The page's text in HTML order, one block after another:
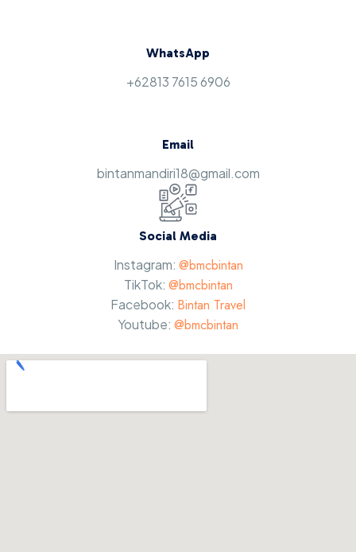
WhatsApp
+62813 7615 6906
Email
bintanmandiri18@gmail.com
Social Media
Instagram: @bmcbintan
TikTok: @bmcbintan
Facebook: Bintan Travel
Youtube: @bmcbintan